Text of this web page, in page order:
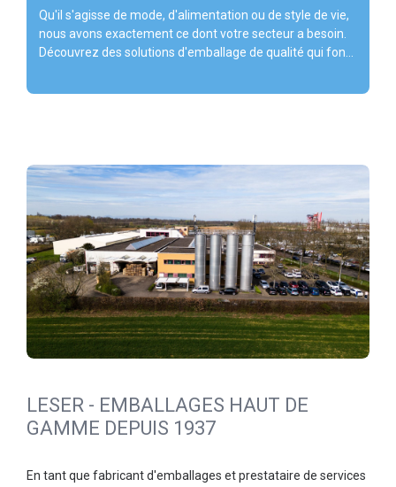
Qu'il s'agisse de mode, d'alimentation ou de style de vie,
nous avons exactement ce dont votre secteur a besoin.
Découvrez des solutions d'emballage de qualité qui font
LESER - EMBALLAGES HAUT DE
GAMME DEPUIS 1937
En tant que fabricant d'emballages et prestataire de services